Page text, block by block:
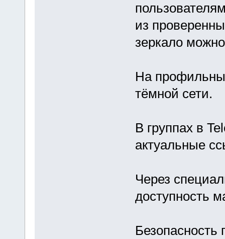
из
зеркало
На
тёмной сети.
В группах в
актуальные
Через
доступность
Безопасность